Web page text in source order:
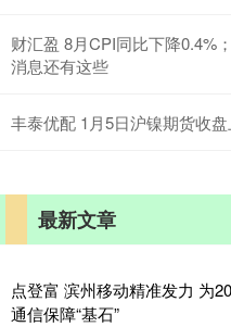
财汇盈 8月CPI同比下降
消息还有这些
丰泰优配 1月5日沪镍期货收
最新文章
点登富 滨州移动精准发力 为
通信保障“基石”